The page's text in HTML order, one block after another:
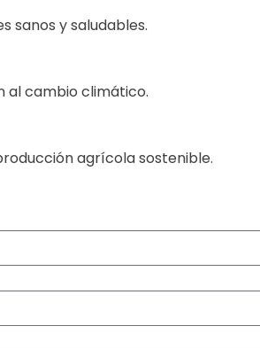
sanos y saludables.
al cambio climático.
agrícola sostenible.